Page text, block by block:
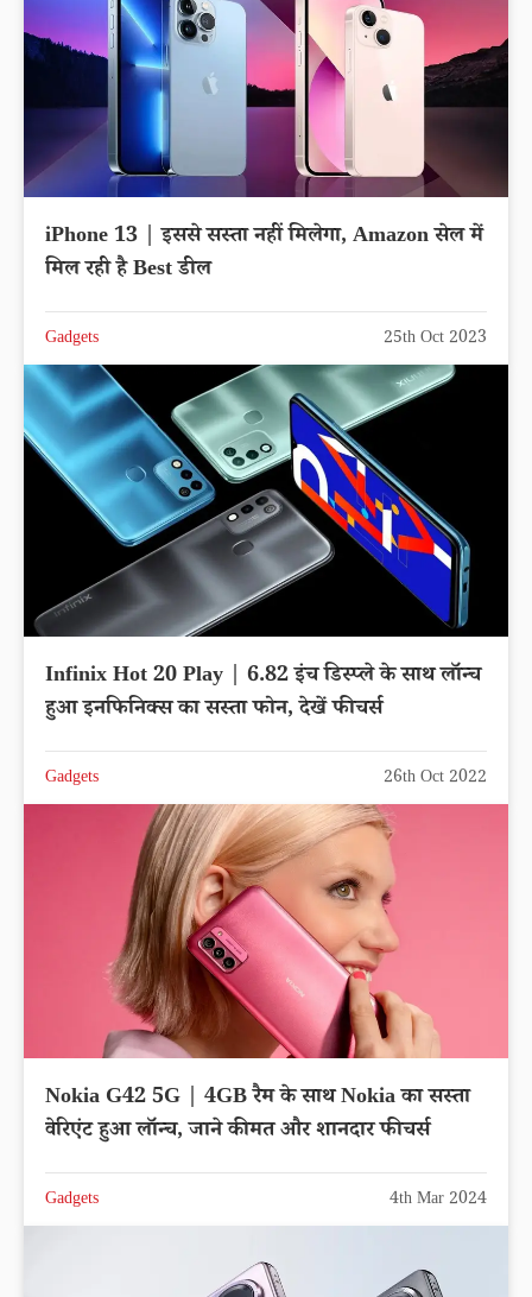
iPhone 13 | इससे सस्ता नहीं मिलेगा, Amazon सेल में
मिल रही है Best डील
Gadgets 25th Oct 2023
Infinix Hot 20 Play | 6.82 इंच डिस्प्ले के साथ लॉन्च
हुआ इनफिनिक्स का सस्ता फोन, देखें फीचर्स
Gadgets 26th Oct 2022
Nokia G42 5G | 4GB रैम के साथ Nokia का सस्ता
वेरिएंट हुआ लॉन्च, जाने कीमत और शानदार फीचर्स
Gadgets 4th Mar 2024